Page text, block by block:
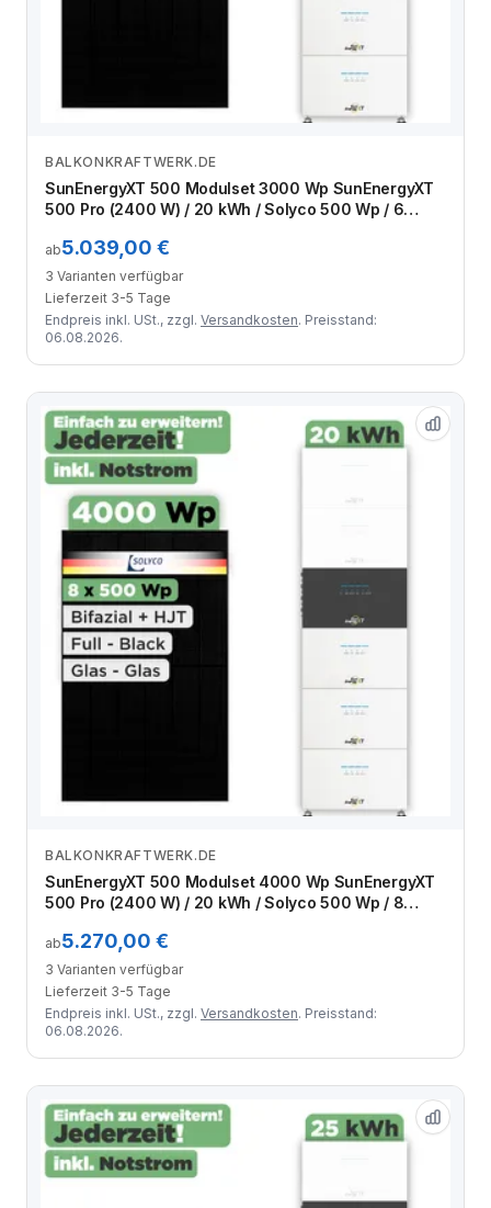
Zum Angebot
BALKONKRAFTWERK.DE
SunEnergyXT 500 Modulset 3000 Wp SunEnergyXT
500 Pro (2400 W) / 20 kWh / Solyco 500 Wp / 6
ab5.039,00 €
3 Varianten verfügbar
Lieferzeit 3-5 Tage
Endpreis inkl. USt., zzgl. Versandkosten. Preisstand:
06.08.2026.
Zum Angebot
BALKONKRAFTWERK.DE
SunEnergyXT 500 Modulset 4000 Wp SunEnergyXT
500 Pro (2400 W) / 20 kWh / Solyco 500 Wp / 8
ab5.270,00 €
3 Varianten verfügbar
Lieferzeit 3-5 Tage
Endpreis inkl. USt., zzgl. Versandkosten. Preisstand:
06.08.2026.